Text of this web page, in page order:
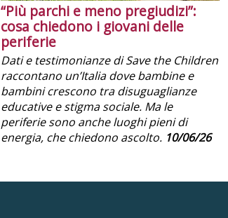
“Più parchi e meno pregiudizi”:
cosa chiedono i giovani delle
periferie
Dati e testimonianze di Save the Children
raccontano un’Italia dove bambine e
bambini crescono tra disuguaglianze
educative e stigma sociale. Ma le
periferie sono anche luoghi pieni di
energia, che chiedono ascolto. 10/06/26